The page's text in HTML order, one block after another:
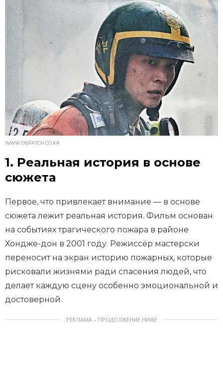
WWW.DISPATCH.CO.KR
1. Реальная история в основе
сюжета
Первое, что привлекает внимание — в основе
сюжета лежит реальная история. Фильм основан
на событиях трагического пожара в районе
Хондже-дон в 2001 году. Режиссёр мастерски
переносит на экран историю пожарных, которые
рисковали жизнями ради спасения людей, что
делает каждую сцену особенно эмоциональной и
достоверной.
РЕКЛАМА – ПРОДОЛЖЕНИЕ НИЖЕ